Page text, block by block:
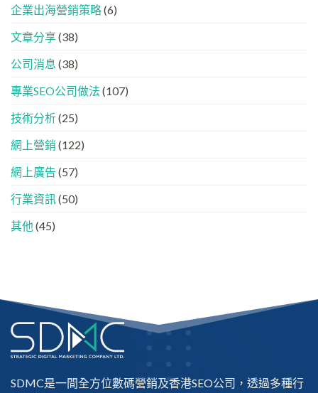
內
分
文
懂
GEO、
與
的
際
法
GEO
時
下，
牌
何
入
AI
的
「信
名
企業出海營銷策略(6)
文章分享(38)
公司消息 (38)
專業SEO公司做法 (107)
技術分析(25)
網上營銷 (122)
網上廣告 (57)
行業資訊 (50)
其他 (45)
SDMC是一間全方位數碼營銷及香港SEO公司 ，透過多種行